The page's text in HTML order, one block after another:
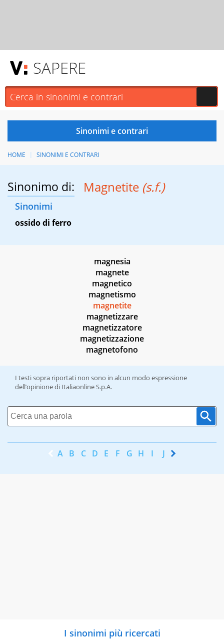
SAPERE
HOME SINONIMI E CONTRARI
Sinonimo di: Magnetite (s.f.)
Sinonimi
ossido di ferro
magnesia
magnete
magnetico
magnetismo
magnetite
magnetizzare
magnetizzatore
magnetizzazione
magnetofono
I testi sopra riportati non sono in alcun modo espressione
dell’opinione di Italiaonline S.p.A.
A B C D E F G H I J K
I sinonimi più ricercati